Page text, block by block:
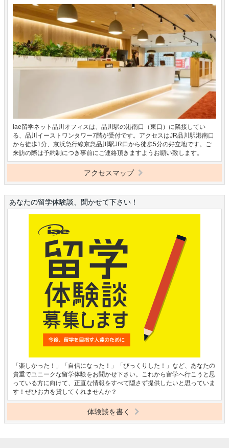
iae留学ネット品川オフィスは、品川駅の港南口（東口）に隣接してい
る、品川イーストワンタワー7階が受付です。アクセスはJR品川駅港南口
から徒歩1分、京浜急行線京急品川駅JR口から徒歩5分の好立地です。ご
来訪の際は予約制につき事前にご連絡頂きますようお願い致します。
アクセスマップ
あなたの留学体験談、聞かせて下さい！
「楽しかった！」「自信になった！」「びっくりした！」など、あなたの
貴重でユニークな留学体験をお聞かせ下さい。これから留学へ行こうと思
っている方に向けて、正直な情報をすべて隠さず提供したいと思っていま
す！ぜひお力を貸してくれませんか？
体験談を書く